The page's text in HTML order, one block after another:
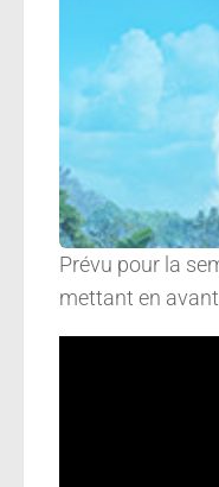
Prévu pour la
mettant en avant